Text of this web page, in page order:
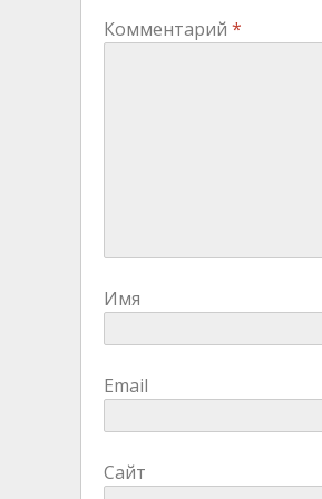
Комментарий *
Имя
Email
Сайт